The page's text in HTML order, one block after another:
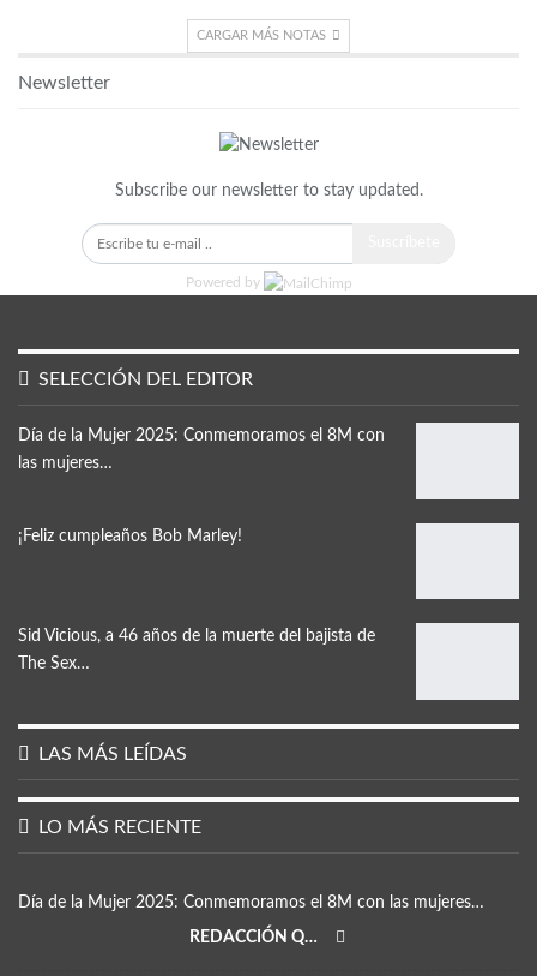
CARGAR MÁS NOTAS
Newsletter
Subscribe our newsletter to stay updated.
Powered by
SELECCIÓN DEL EDITOR
Día de la Mujer 2025: Conmemoramos el 8M con
las mujeres…
¡Feliz cumpleaños Bob Marley!
Sid Vicious, a 46 años de la muerte del bajista de
The Sex…
LAS MÁS LEÍDAS
LO MÁS RECIENTE
Día de la Mujer 2025: Conmemoramos el 8M con las mujeres…
REDACCIÓN QRP